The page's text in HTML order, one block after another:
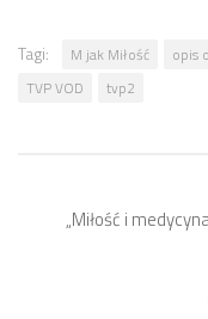
Tagi: M jak Miłość opis
TVP VOD
tvp2
„Miłość i